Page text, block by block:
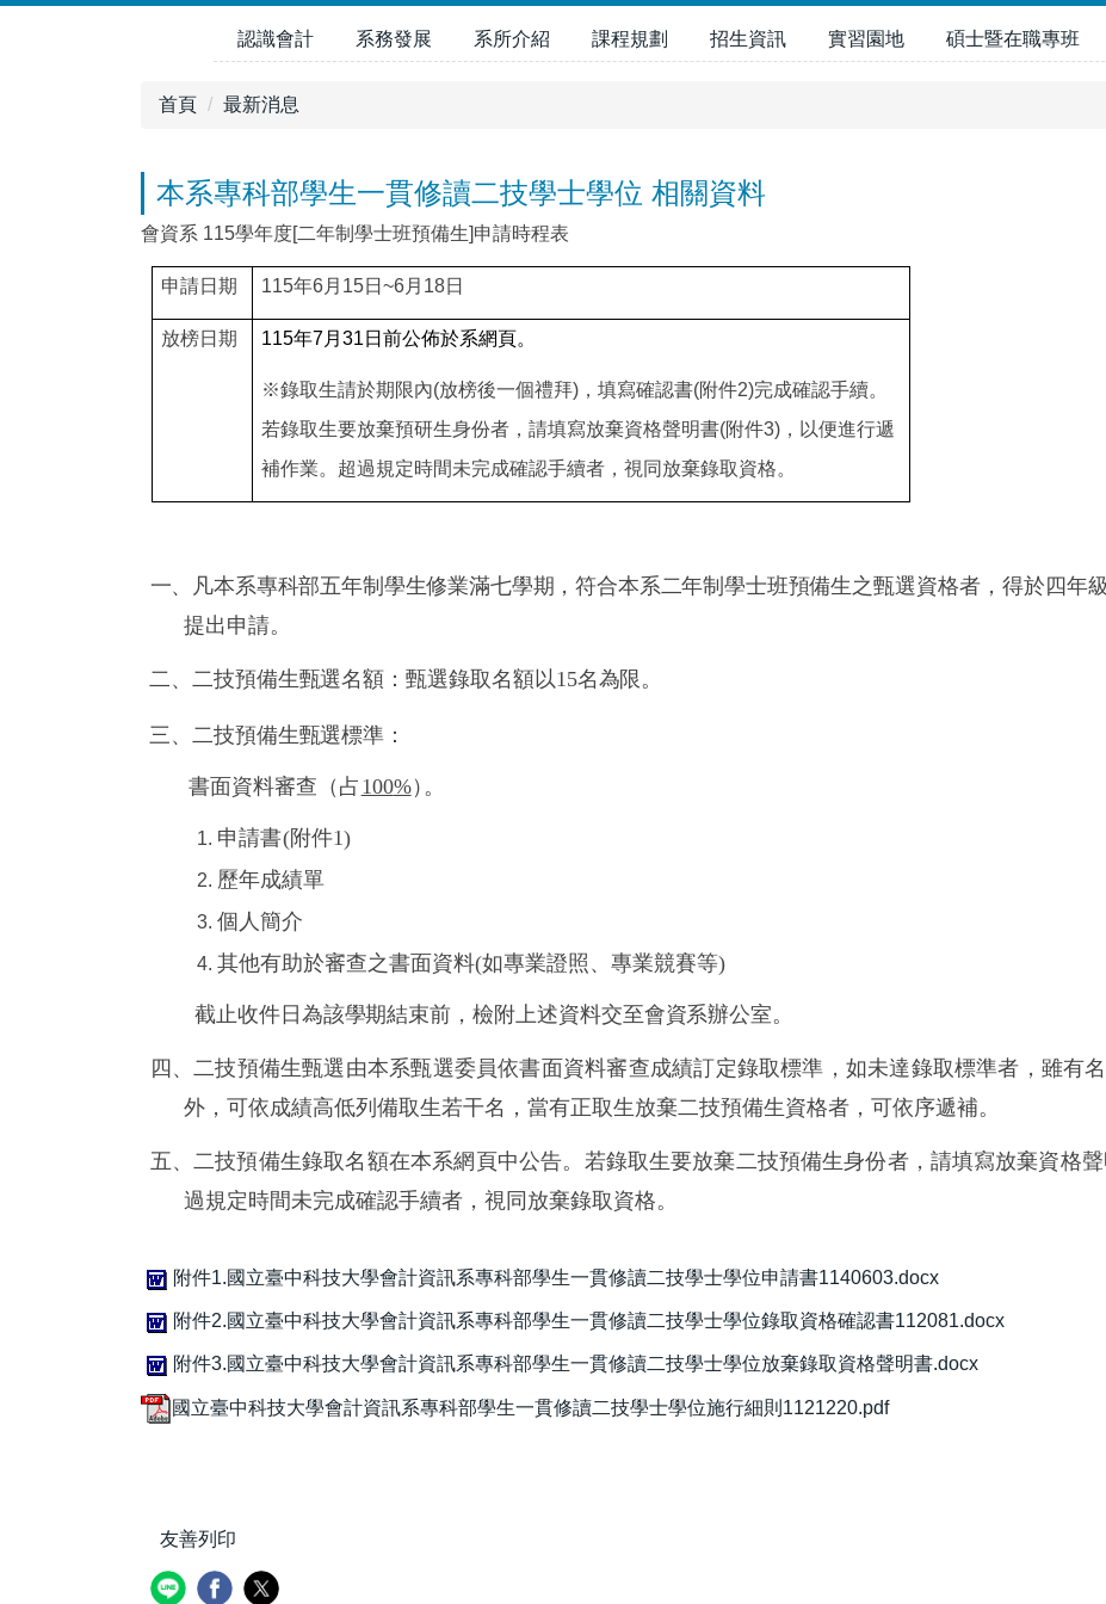
認識會計 系務發展 系所介紹 課程規劃 招生資訊 實習園地 碩士暨在職專班
首頁 最新消息
本系專科部學生一貫修讀二技學士學位 相關資料
會資系 115學年度[二年制學士班預備生]申請時程表
申請日期 115年6月15日~6月18日
放榜日期 115年7月31日前公佈於系網頁。
※錄取生請於期限內(放榜後一個禮拜)，填寫確認書(附件2)完成確認手續。
若錄取生要放棄預研生身份者，請填寫放棄資格聲明書(附件3)，以便進行遞
補作業。超過規定時間未完成確認手續者，視同放棄錄取資格。
一、凡本系專科部五年制學生修業滿七學期，符合本系二年制學士班預備生 之甄選資格者，得於四年
提出申請。
二、二技預備生甄選名額：甄選錄取名額以15名為限。
三、二技預備生甄選標準：
書面資料審查 （ 占 100%） 。
申請書(附件1)
歷年成績單
個人簡介
其他有助於審查之書面資料(如專業證照、專業競賽等)
截止收件日為該學期結束前，檢附上述資料交至會資系辦公室。
四、二技預備生甄選由本系甄選委員依書面資料審查成績訂定錄取標準，如未達錄取標準者，雖有
外，可依成績高低列備取生若干名，當有正取生放棄二技預備生資格者，可依序遞補。
五、二技預備生錄取名額在本系網頁中公告。若錄取生要放棄二技預備生身份者，請填寫放棄資格
過規定時間未完成確認手續者，視同放棄錄取資格。
附件1.國立臺中科技大學會計資訊系專科部學生一貫修讀二技學士學位申請書1140603.docx
附件2.國立臺中科技大學會計資訊系專科部學生一貫修讀二技學士學位錄取資格確認書112081.docx
附件3.國立臺中科技大學會計資訊系專科部學生一貫修讀二技學士學位放棄錄取資格聲明書.docx
國立臺中科技大學會計資訊系專科部學生一貫修讀二技學士學位施行細則1121220.pdf
友善列印